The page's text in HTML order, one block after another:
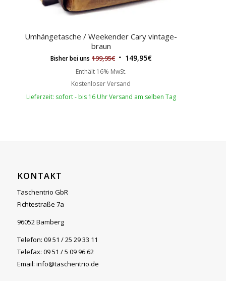
Umhängetasche / Weekender Cary vintage-
braun
Bisher bei uns 199,95€ 149,95€
Enthält 16% MwSt.
Kostenloser Versand
Lieferzeit: sofort - bis 16 Uhr Versand am selben Tag
KONTAKT
Taschentrio GbR
Fichtestraße 7a
96052 Bamberg
Telefon: 09 51 / 25 29 33 11
Telefax: 09 51 / 5 09 96 62
Email: info@taschentrio.de